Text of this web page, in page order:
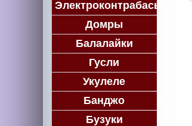
Электроконтрабасы
Домры
Балалайки
Гусли
Укулеле
Банджо
Бузуки